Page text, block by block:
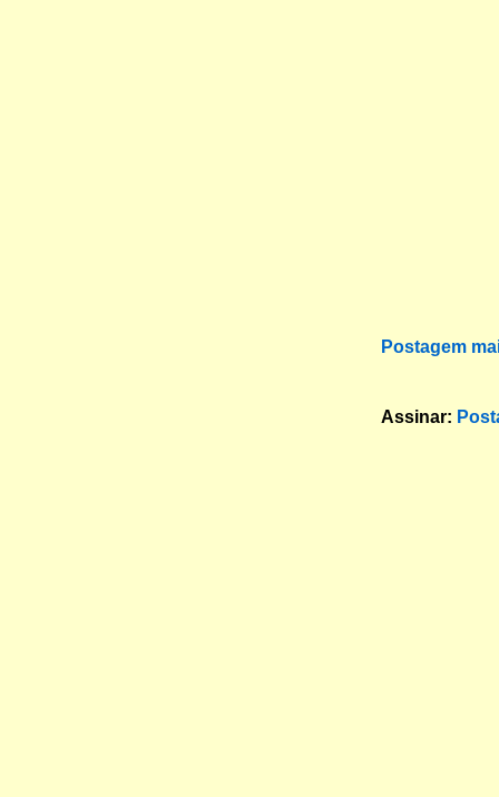
Postagem
Assinar: